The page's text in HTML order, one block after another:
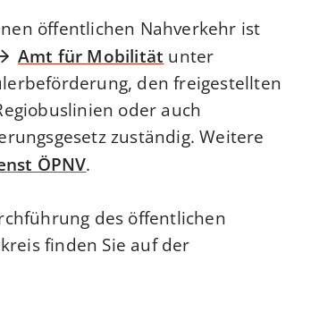
öffentlichen Nahverkehr ist
Amt für Mobilität unter
den freigestellten
oder auch
zuständig. Weitere
ÖPNV.
des öffentlichen
finden Sie auf der